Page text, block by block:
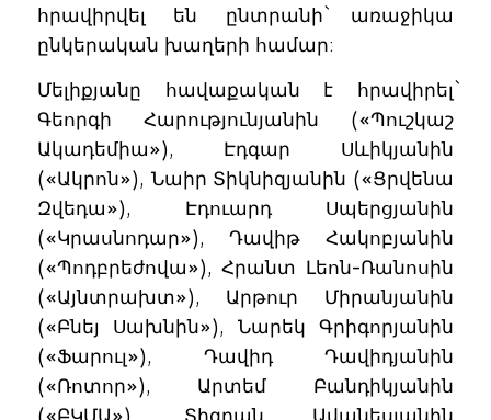
հրավիրվել են ընտրանի` առաջիկա
ընկերական խաղերի համար:
Մելիքյանը հավաքական է հրավիրել`
Գեորգի Հարությունյանին («Պուշկաշ
Ակադեմիա»), Էդգար Սևիկյանին
(«Ակրոն»), Նաիր Տիկնիզյանին («Ցրվենա
Զվեդա»), Էդուարդ Սպերցյանին
(«Կրասնոդար»), Դավիթ Հակոբյանին
(«Պոդբրեժովա»), Հրանտ Լեոն-Ռանոսին
(«Այնտրախտ»), Արթուր Միրանյանին
(«Բնեյ Սախնին»), Նարեկ Գրիգորյանին
(«Ֆարուլ»), Դավիդ Դավիդյանին
(«Ռոտոր»), Արտեմ Բանդիկյանին